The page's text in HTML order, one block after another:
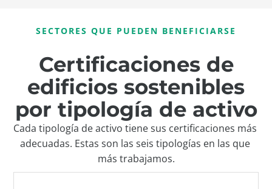
SECTORES QUE PUEDEN BENEFICIARSE
Certificaciones de
edificios sostenibles
por tipología de activo
Cada tipología de activo tiene sus certificaciones más
adecuadas. Estas son las seis tipologías en las que
más trabajamos.